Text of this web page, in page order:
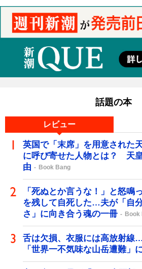
話題の本
レビュー
英国で「末席」を用意された
に呼び寄せた人物とは？ 天
由
Book Bang
「死ぬとか言うな！」と怒鳴
を残して自死した…夫が「自
さ」に向き合う魂の一冊
Book
舌は欠損、衣服には高放射線
「世界一不気味な山岳遭難」